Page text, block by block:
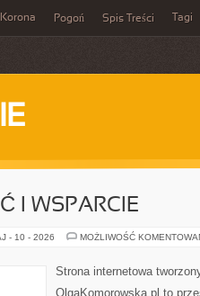
Korona Pogoń Spis Treści Tagi
I WSPARCIE
- 10 - 2026 MOŻLIWOŚĆ
Strona internetowa
OlgaKomorowska.pl to